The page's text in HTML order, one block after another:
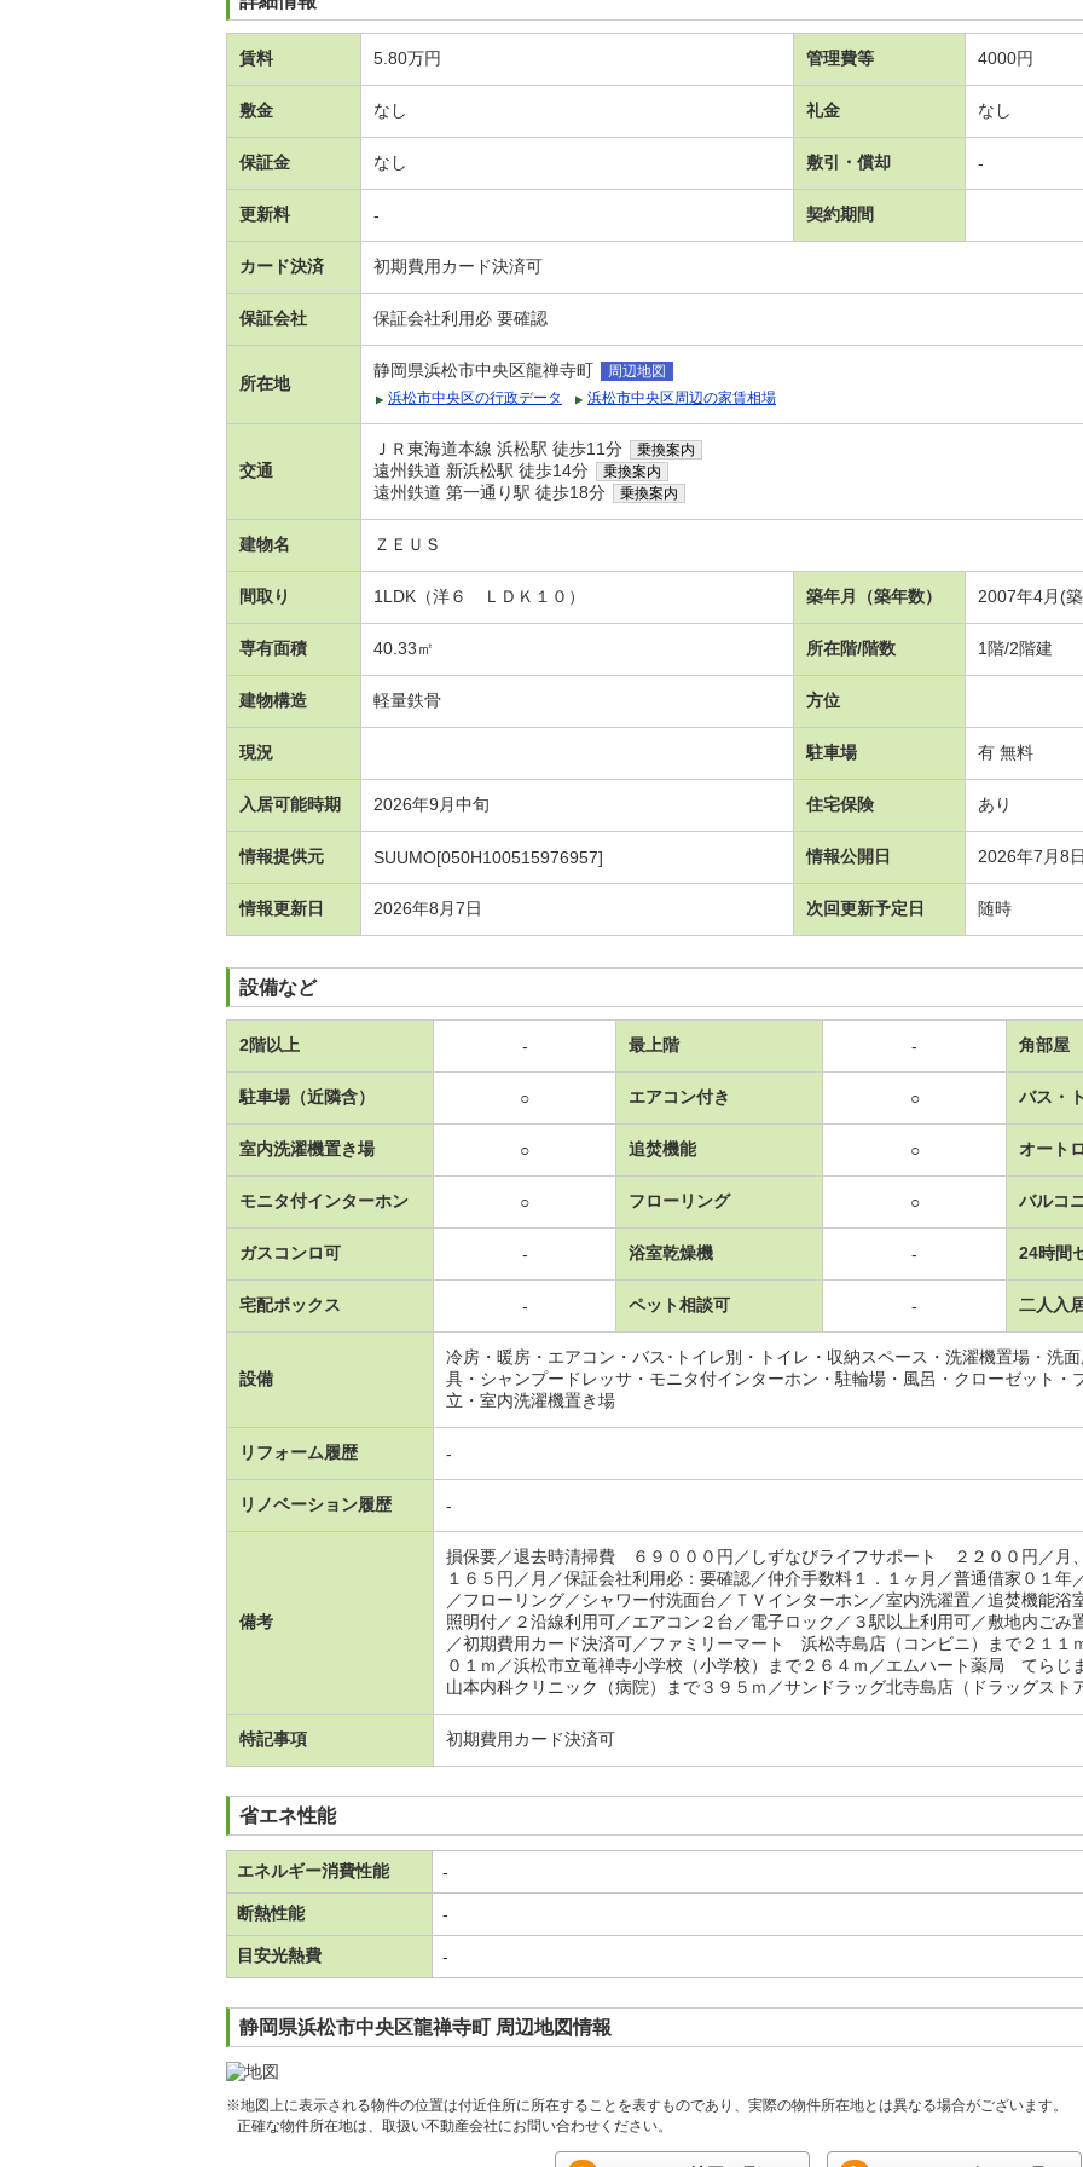
賃料 5.80万円 管理費等 4000円
敷金 なし 礼金 なし
保証金 なし 敷引・償却 -
更新料 - 契約期間
カード決済 初期費用カード決済可
保証会社 保証会社利用必 要確認
所在地
静岡県浜松市中央区龍禅寺町
周辺地図
浜松市中央区の行政データ
浜松市中央区周辺の家賃相場
交通
ＪＲ東海道本線 浜松駅 徒歩11分 乗換案内
遠州鉄道 新浜松駅 徒歩14分 乗換案内
遠州鉄道 第一通り駅 徒歩18分 乗換案内
建物名 ＺＥＵＳ
間取り 1LDK（洋６ ＬＤＫ１０） 築年月（築年数） 2007年4月(
専有面積 40.33㎡ 所在階/階数 1階/2階建
建物構造 軽量鉄骨 方位
現況 駐車場 有 無料
入居可能時期 2026年9月中旬 住宅保険 あり
情報提供元 SUUMO[050H100515976957] 情報公開日 2026年7月8日
情報更新日 2026年8月7日 次回更新予定日 随時
設備など
2階以上 - 最上階 - 角部屋
駐車場（近隣含） ○ エアコン付き ○ バス・
室内洗濯機置き場 ○ 追焚機能 ○ オート
モニタ付インターホン ○ フローリング ○ バルコ
ガスコンロ可 - 浴室乾燥機 - 24時間
宅配ボックス - ペット相談可 - 二人入
設備
冷房・暖房・エアコン・バス･トイレ別・トイレ・収納スペース・洗濯機置場・洗
具・シャンプードレッサ・モニタ付インターホン・駐輪場・風呂・クローゼット・
立・室内洗濯機置き場
リフォーム履歴 -
リノベーション履歴 -
備考
損保要／退去時清掃費 ６９０００円／しずなびライフサポート ２２００円／
１６５円／月／保証会社利用必：要確認／仲介手数料１．１ヶ月／普通借家０１年
／フローリング／シャワー付洗面台／ＴＶインターホン／室内洗濯置／追焚機能浴
照明付／２沿線利用可／エアコン２台／電子ロック／３駅以上利用可／敷地内ごみ
／初期費用カード決済可／ファミリーマート 浜松寺島店（コンビニ）まで２１１
０１ｍ／浜松市立竜禅寺小学校（小学校）まで２６４ｍ／エムハート薬局 てらじ
山本内科クリニック（病院）まで３９５ｍ／サンドラッグ北寺島店（ドラッグスト
特記事項 初期費用カード決済可
省エネ性能
エネルギー消費性能 -
断熱性能 -
目安光熱費 -
静岡県浜松市中央区龍禅寺町 周辺地図情報
※地図上に表示される物件の位置は付近住所に所在することを表すものであり、実際の物件所在地とは異なる場合がございます。
正確な物件所在地は、取扱い不動産会社にお問い合わせください。